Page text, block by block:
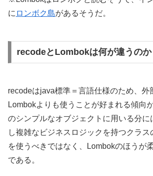
に ロンボク島があるそうだ。
recodeとLombokは何が違うのか
recodeはjava標準＝言語仕様のため、外
Lombokよりも使うことが好まれる傾向
のシンプルなオブジェクトに用いる分に
し複雑なビジネスロジックを持つクラ
を使うべきではなく、Lombokのほうが
である。